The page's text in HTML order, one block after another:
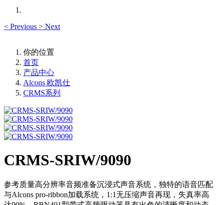
< Previous > Next
你的位置
首页
产品中心
Alcons 欧凯仕
CRMS系列
CRMS-SRIW/9090
参考质量高分辨率音频准备沉浸式声音系统，独特的语音匹配
与Alcons pro-ribbon加载系统，1:1无压缩声音再现，失真率高